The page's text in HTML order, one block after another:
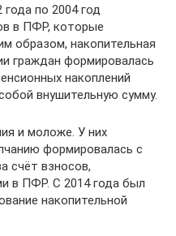
по 2004 год
в ПФР, которые
образом, накопительная
граждан формировалась
накоплений
внушительную сумму.
и моложе. У них
формировалась с
счёт взносов,
в ПФР. С 2014 года был
накопительной